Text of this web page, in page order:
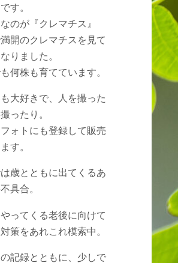
す。
のが『クレマチス』
開のクレマチスを見て
りました。
何株も育てています。
大好きで、人を撮った
ったり。
ォトにも登録して販売
す。
歳とともに出てくるあ
具合。
ってくる老後に向けて
策をあれこれ模索中。
記録とともに、少しで